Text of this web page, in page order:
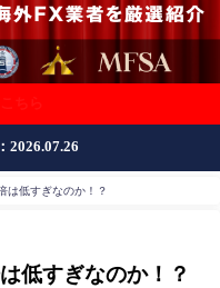
2026.07.26
は低すぎなのか！？
低すぎなのか！？